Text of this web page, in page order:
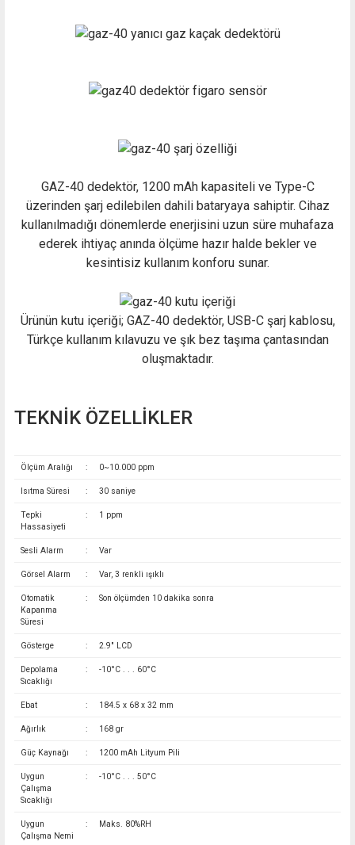
GAZ-40 dedektör, 1200 mAh kapasiteli ve Type-C
üzerinden şarj edilebilen dahili bataryaya sahiptir. Cihaz
kullanılmadığı dönemlerde enerjisini uzun süre muhafaza
ederek ihtiyaç anında ölçüme hazır halde bekler ve
kesintisiz kullanım konforu sunar.
Ürünün kutu içeriği; GAZ-40 dedektör, USB-C şarj kablosu,
Türkçe kullanım kılavuzu ve şık bez taşıma çantasından
oluşmaktadır.
TEKNİK ÖZELLİKLER
Ölçüm Aralığı : 0~10.000 ppm
Isıtma Süresi : 30 saniye
Tepki
Hassasiyeti
: 1 ppm
Sesli Alarm : Var
Görsel Alarm : Var, 3 renkli ışıklı
Otomatik
Kapanma
Süresi
: Son ölçümden 10 dakika sonra
Gösterge : 2.9" LCD
Depolama
Sıcaklığı
: -10°C . . . 60°C
Ebat : 184.5 x 68 x 32 mm
Ağırlık : 168 gr
Güç Kaynağı : 1200 mAh Lityum Pili
Uygun
Çalışma
Sıcaklığı
: -10°C . . . 50°C
Uygun
Çalışma Nemi
: Maks. 80%RH